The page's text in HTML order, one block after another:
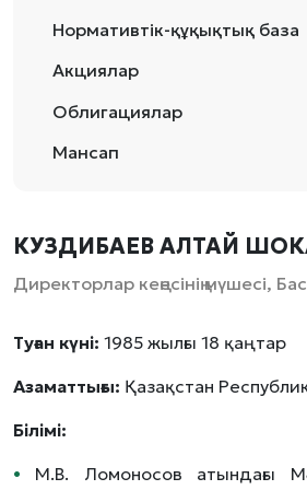
Нормативтік-құқықтық база
Акциялар
Облигациялар
Мансап
КУЗДИБАЕВ АЛТАЙ
Директорлар кеңесінің мүшесі,
Туған күні: 1985 жылғы 18 қаңтар
Азаматтығы: Қазақстан
Білімі:
М.В. Ломоносов атындағы